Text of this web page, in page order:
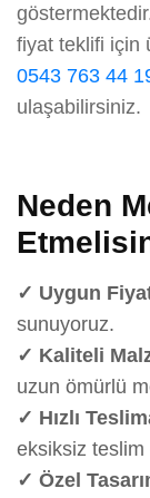
fiyat teklifi için
0543 763 44
ulaşabilirsiniz.
Neden
✓ Uygun
sunuyoruz.
✓ Kaliteli
uzun ömürlü
✓ Hızlı
eksiksiz teslim
✓ Özel